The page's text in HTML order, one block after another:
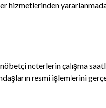
hizmetlerinden
noterlerin çalışma
resmi işlemlerini